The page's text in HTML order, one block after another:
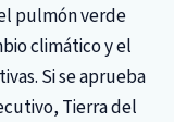
pulmón verde
climático y el
Si se aprueba
Tierra del